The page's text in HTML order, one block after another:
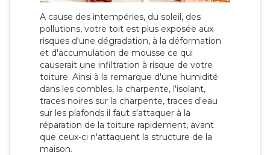
A cause des intempéries, du soleil, des
pollutions, votre toit est plus exposée aux
risques d'une dégradation, à la déformation
et d'accumulation de mousse ce qui
causerait une infiltration à risque de votre
toiture. Ainsi à la remarque d'une humidité
dans les combles, la charpente, l'isolant,
traces noires sur la charpente, traces d'eau
sur les plafonds il faut s'attaquer à la
réparation de la toiture rapidement, avant
que ceux-ci n'attaquent la structure de la
maison.